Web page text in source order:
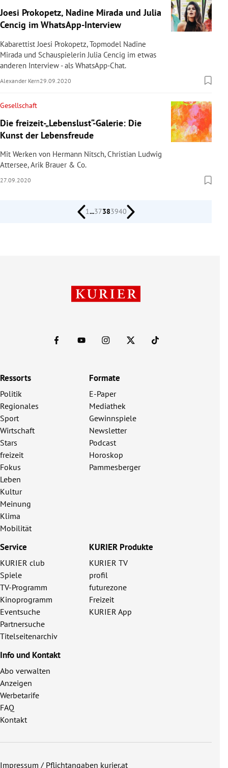
Joesi Prokopetz, Nadine Mirada und Julia
Cencig im WhatsApp-Interview
Kabarettist Joesi Prokopetz, Topmodel Nadine
Mirada und Schauspielerin Julia Cencig im etwas
anderen Interview - als WhatsApp-Chat.
Alexander Kern29.09.2020
Gesellschaft
Die freizeit-„Lebenslust“-Galerie: Die
Kunst der Lebensfreude
Mit Werken von Hermann Nitsch, Christian Ludwig
Attersee, Arik Brauer & Co.
27.09.2020
1...37383940
Ressorts
Politik
Regionales
Sport
Wirtschaft
Stars
freizeit
Fokus
Leben
Kultur
Meinung
Klima
Mobilität
Formate
E-Paper
Mediathek
Gewinnspiele
Newsletter
Podcast
Horoskop
Pammesberger
Service
KURIER club
Spiele
TV-Programm
Kinoprogramm
Eventsuche
Partnersuche
Titelseitenarchiv
KURIER Produkte
KURIER TV
profil
futurezone
Freizeit
KURIER App
Info und Kontakt
Abo verwalten
Anzeigen
Werbetarife
FAQ
Kontakt
Impressum / Pflichtangaben kurier.at